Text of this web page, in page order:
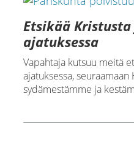
Etsikää
ajatuksessa
Vapahtaja kutsuu meitä
ajatuksessa, seuraamaan
sydämestämme ja